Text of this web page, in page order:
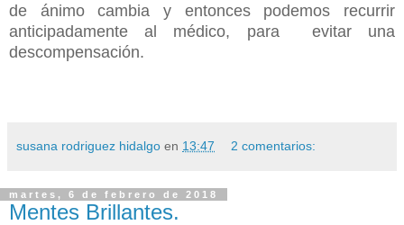
de ánimo cambia y entonces podemos recurrir
anticipadamente al médico, para
evitar una
descompensación.
susana rodriguez hidalgo en 13:47 2 comentarios:
martes, 6 de febrero de 2018
Mentes Brillantes.